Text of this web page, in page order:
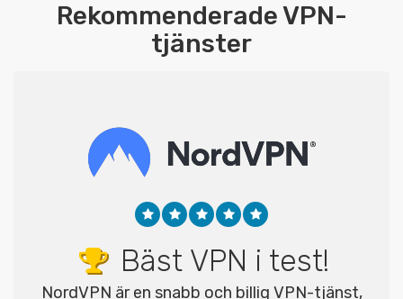
Rekommenderade VPN-
tjänster
Bäst VPN i test!
NordVPN är en snabb och billig VPN-tjänst,